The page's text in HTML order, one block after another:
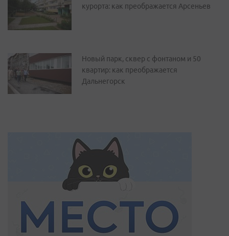
курорта: как преображается Арсеньев
Новый парк, сквер с фонтаном и 50
квартир: как преображается
Дальнегорск